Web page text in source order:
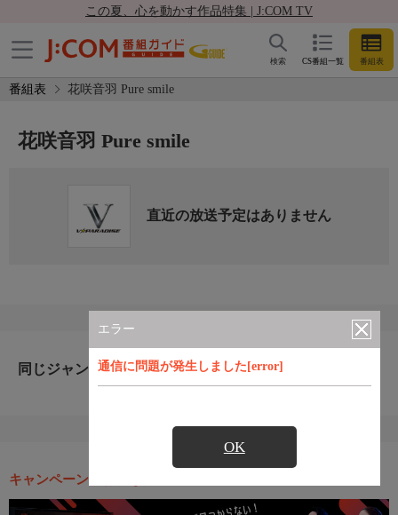
この夏、心を動かす作品特集 | J:COM TV
CS番組一覧 番組表
検索
番組表 花咲音羽 Pure smile
エラー
通信に問題が発生しました[error]
OK
花咲音羽 Pure smile
直近の放送予定はありません
同じジャンルのおすすめ番組
キャンペーン・お得な情報